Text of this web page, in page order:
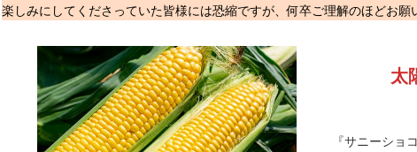
楽しみにしてくださっていた皆様には恐縮ですが、何卒ご理解のほどお願
太
『サニーショ